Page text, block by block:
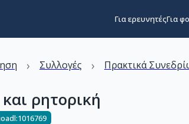
Για ερευνητέςΓια
› Συλλογές › Πρακτικά
ρητορική